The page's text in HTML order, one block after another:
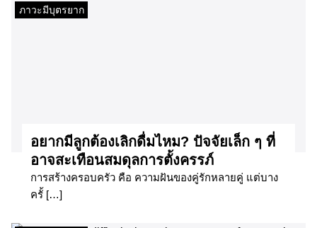
ภาวะมีบุตรยาก
อยากมีลูกต้องเลิกดื่มไหม? ปัจจัยเล็ก ๆ ที่
อาจสะเทือนสมดุลการตั้งครรภ์
การสร้างครอบครัว คือ ความฝันของคู่รักหลายคู่ แต่บาง
ครั้ […]